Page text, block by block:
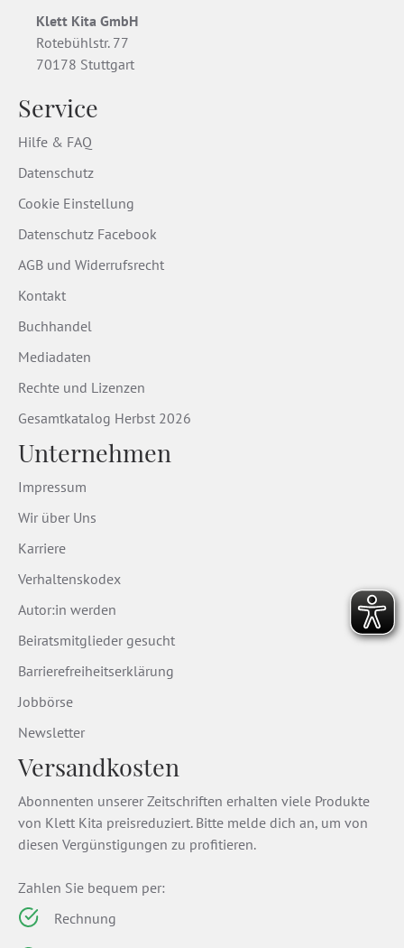
Klett Kita GmbH
Rotebühlstr. 77
70178 Stuttgart
Service
Hilfe & FAQ
Datenschutz
Cookie Einstellung
Datenschutz Facebook
AGB und Widerrufsrecht
Kontakt
Buchhandel
Mediadaten
Rechte und Lizenzen
Gesamtkatalog Herbst 2026
Unternehmen
Impressum
Wir über Uns
Karriere
Verhaltenskodex
Autor:in werden
Beiratsmitglieder gesucht
Barrierefreiheitserklärung
Jobbörse
Newsletter
Versandkosten
Abonnenten unserer Zeitschriften erhalten viele Produkte
von Klett Kita preisreduziert. Bitte melde dich an, um von
diesen Vergünstigungen zu profitieren.
Zahlen Sie bequem per:
Rechnung